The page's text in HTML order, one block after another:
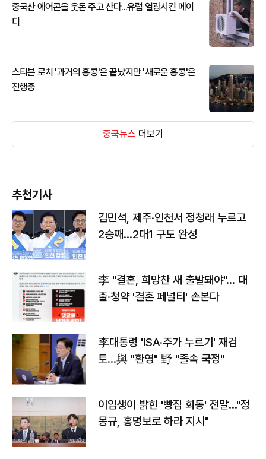
중국산 에어콘을 웃돈 주고 산다...유럽 열광시킨 메이
디
스티븐 로치 '과거의 홍콩'은 끝났지만 '새로운 홍콩'은
진행중
중국뉴스 더보기
추천기사
김민석, 제주·인천서 정청래 누르고
2승째…2대1 구도 완성
李 "결혼, 희망찬 새 출발돼야"… 대
출·청약 '결혼 페널티' 손본다
李대통령 'ISA·주가 누르기' 재검
토…與 "환영" 野 "졸속 국정"
이임생이 밝힌 '빵집 회동' 전말…"정
몽규, 홍명보로 하라 지시"